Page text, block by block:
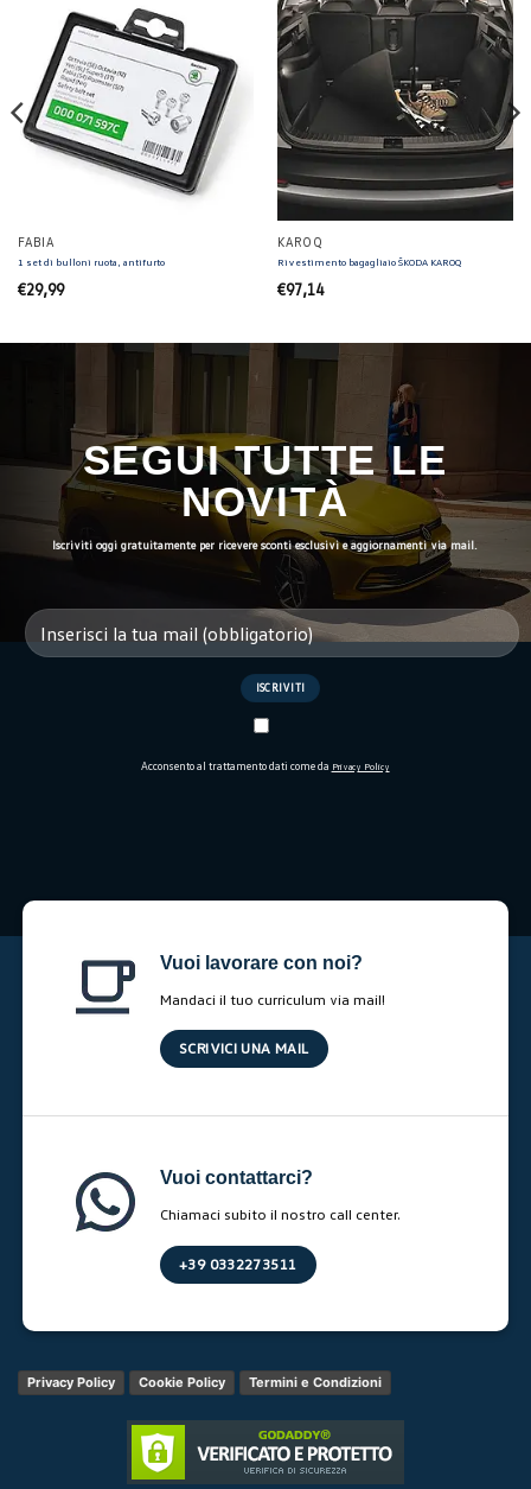
FABIA
1 set di bulloni ruota, antifurto
€29,99
KAROQ
Rivestimento bagagliaio ŠKODA KAROQ
€97,14
SEGUI TUTTE LE
NOVITÀ
Iscriviti oggi gratuitamente per ricevere sconti esclusivi e aggiornamenti via mail.
Acconsento al trattamento dati come da Privacy Policy
Vuoi lavorare con noi?
Mandaci il tuo curriculum via mail!
SCRIVICI UNA MAIL
Vuoi contattarci?
Chiamaci subito il nostro call center.
+39 0332273511
Privacy Policy Cookie Policy Termini e Condizioni